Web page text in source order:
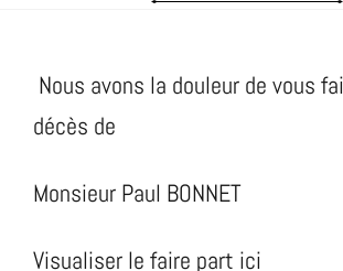
Nous avons la douleur de vous
décès de
Monsieur Paul BONNET
Visualiser le faire part ici